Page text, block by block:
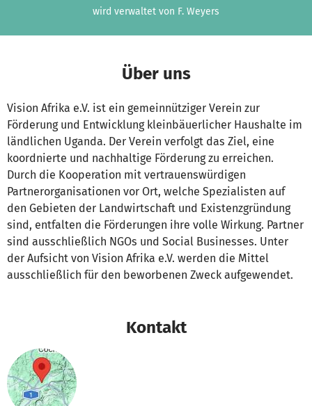
wird verwaltet von F. Weyers
Über uns
Vision Afrika e.V. ist ein gemeinnütziger Verein zur
Förderung und Entwicklung kleinbäuerlicher Haushalte im
ländlichen Uganda. Der Verein verfolgt das Ziel, eine
koordnierte und nachhaltige Förderung zu erreichen.
Durch die Kooperation mit vertrauenswürdigen
Partnerorganisationen vor Ort, welche Spezialisten auf
den Gebieten der Landwirtschaft und Existenzgründung
sind, entfalten die Förderungen ihre volle Wirkung. Partner
sind ausschließlich NGOs und Social Businesses. Unter
der Aufsicht von Vision Afrika e.V. werden die Mittel
ausschließlich für den beworbenen Zweck aufgewendet.
Kontakt